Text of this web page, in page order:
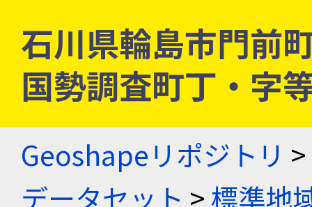
石川県輪島市門前
国勢調査町丁・字
Geoshapeリポジトリ >
データセット >標準地